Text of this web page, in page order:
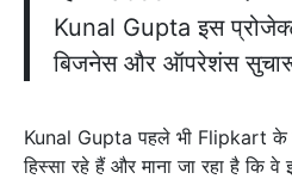
Kunal Gupta इस
बिजनेस और ऑपरेशंस
Kunal Gupta पहले भी Flipkart के
हिस्सा रहे हैं और माना जा रहा है कि वे